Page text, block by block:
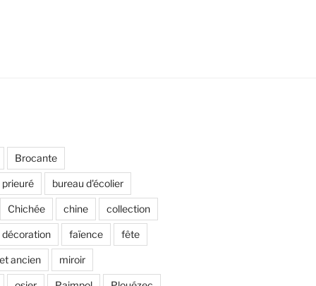
Brocante
bureau d'écolier
Chichée chine collection
décoration faïence fête
ancien miroir